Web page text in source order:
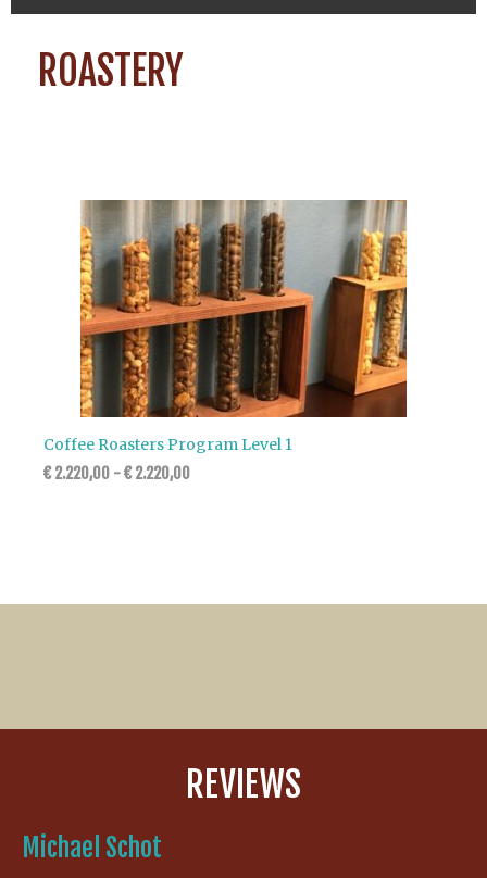
ROASTERY
Coffee Roasters Program Level 1
€2.220,00 -€2.220,00
REVIEWS
Michael Schot